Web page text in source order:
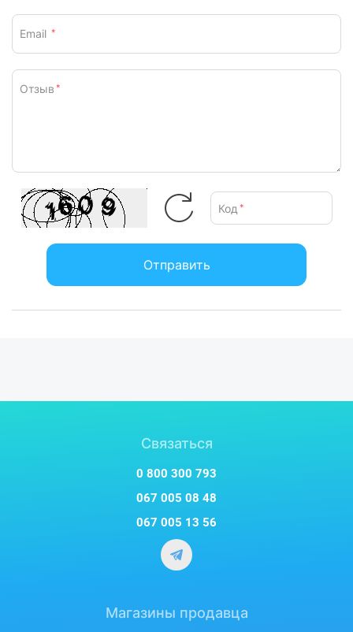
Email *
Отзыв *
Код *
Отправить
Связаться
0 800 300 793
067 005 08 48
067 005 13 56
Магазины продавца